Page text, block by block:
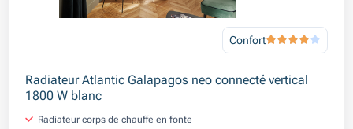
Confort
Radiateur Atlantic Galapagos neo connecté vertical
1800 W blanc
Radiateur corps de chauffe en fonte